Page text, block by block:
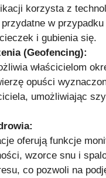
korzysta z
w
i gubienia się.
(Geofencing):
właścicielom
opuści
umożliwiając
oferują funkcje
wzorce snu i
co pozwoli na